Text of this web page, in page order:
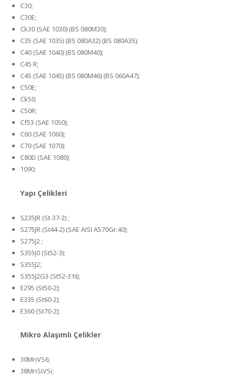
C30;
C30E;
Ck30 (SAE 1030) (BS 080M30);
C35 (SAE 1035) (BS 080A32) (BS 080A35);
C40 (SAE 1040) (BS 080M40);
C45 R;
C45 (SAE 1045) (BS 080M46) (BS 060A47);
C50E;
Ck50;
C50R;
Cf53 (SAE 1050);
C60 (SAE 1060);
C70 (SAE 1070);
C80D (SAE 1080);
1090;
Yapı Çelikleri
S235JR (St-37-2) ;
S275JR (St44-2) (SAE AISI A570Gr.40);
S275J2 ;
S355J0 (St52-3);
S355J2;
S355J2G3 (St52-3 N);
E295 (St50-2);
E335 (St60-2);
E360 (St70-2);
Mikro Alaşımlı Çelikler
30MnVS6;
38MnSiVSi;